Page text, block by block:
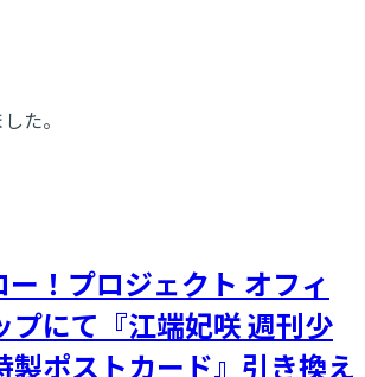
た。
！プロジェクト オフィ
プにて『江端妃咲 週刊少
製ポストカード』引き換え